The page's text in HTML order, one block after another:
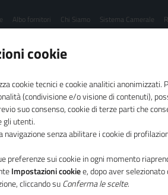
Albo fornitori Chi Siamo Sistema Camerale
delle imprese e il nuovo Hub Italia
del 2026 di Unioncamere
cookie
cookie tecnici e cookie analitici anonimizzati.
(condivisione e/o visione di contenuti),
suo consenso, cookie di terze parti che
gli utenti.
navigazione senza abilitare i cookie di
preferenze sui cookie in ogni momento
Impostazioni cookiee, dopo aver
cliccando suConferma le scelte.